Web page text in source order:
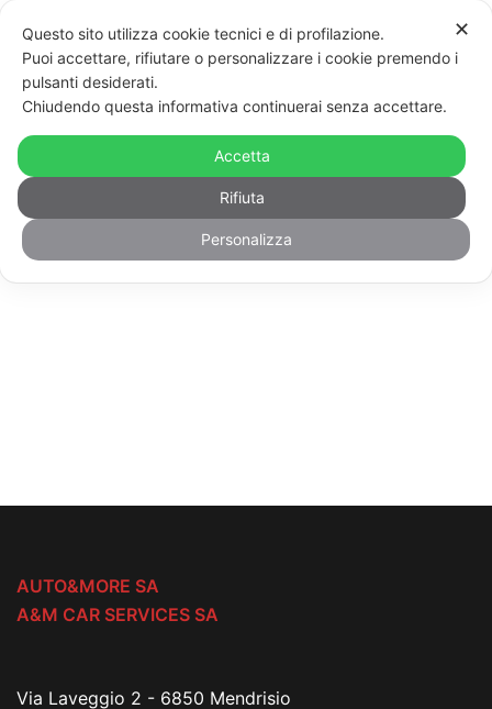
contenuto
L'annuncio non è disponibile o è stato
rimosso
AUTO&MORE SA
A&M CAR SERVICES SA
Via Laveggio 2 - 6850 Mendrisio
✕
Questo sito utilizza cookie tecnici e di profilazione.
Puoi accettare, rifiutare o personalizzare i cookie premendo i
pulsanti desiderati.
Chiudendo questa informativa continuerai senza accettare.
Accetta
Rifiuta
Personalizza